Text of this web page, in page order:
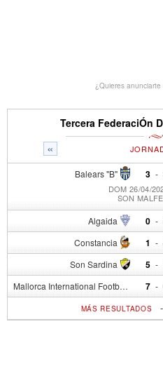
¿Quieres
Tercera FederaciÓn
«
Balears "B" 3 -
DOM 26/04/
SON
Algaida 0 -
Constancia 1 -
Son Sardina 5 -
Mallorca International Football Club del S.p. 7 -
MÁS RESULTADOS